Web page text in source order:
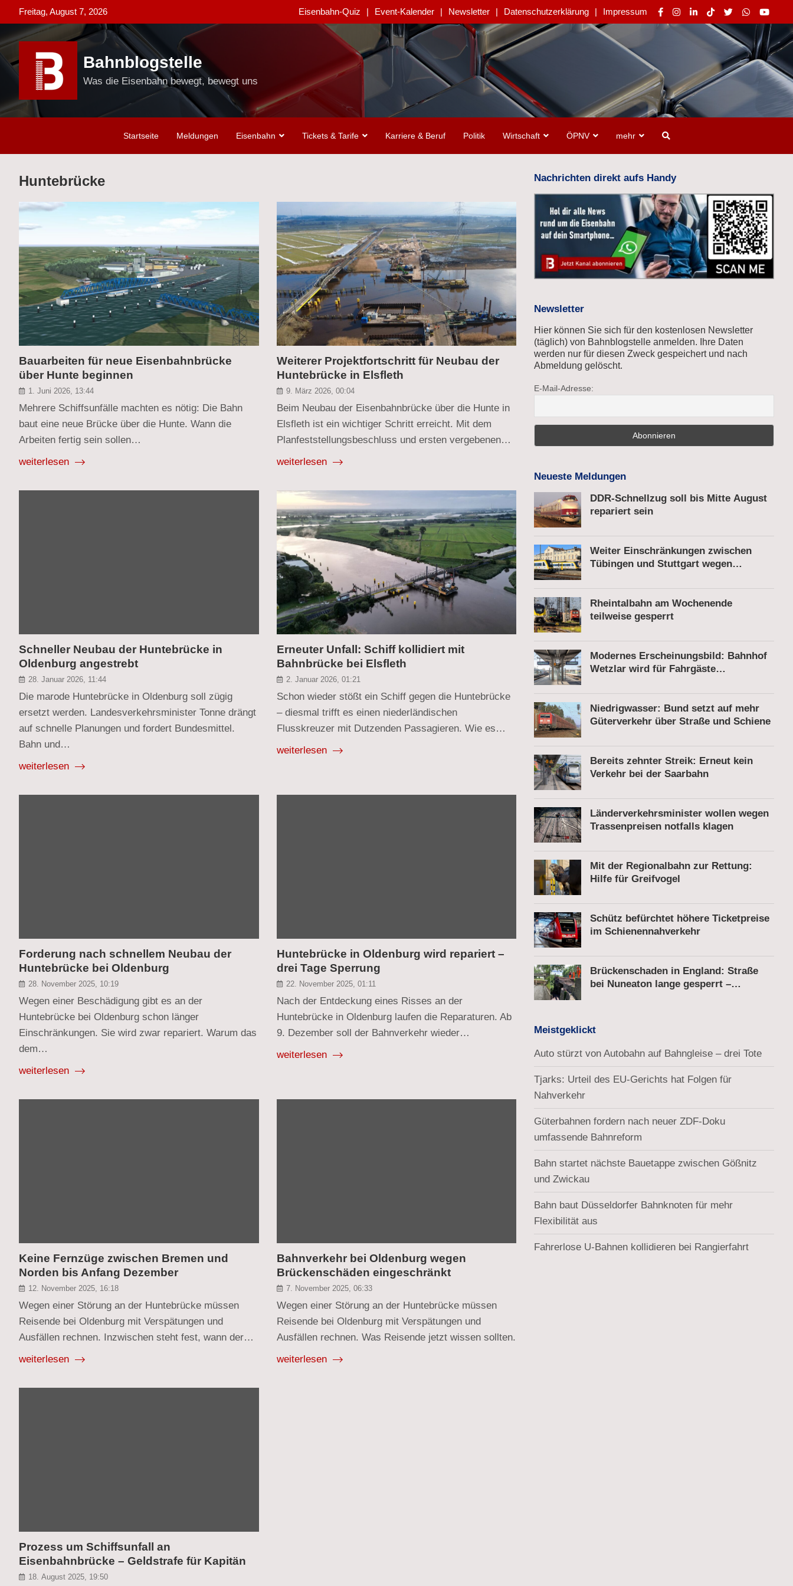
to
content
Freitag, August 7, 2026 Eisenbahn-Quiz Event-Kalender Newsletter Datenschutzerklärung Impressum
Bahnblogstelle
Was die Eisenbahn bewegt, bewegt uns
Startseite Meldungen Eisenbahn Tickets & Tarife Karriere & Beruf Politik Wirtschaft ÖPNV mehr
Huntebrücke
Bauarbeiten für neue Eisenbahnbrücke
über Hunte beginnen
1. Juni 2026, 13:44
Mehrere Schiffsunfälle machten es nötig: Die Bahn
baut eine neue Brücke über die Hunte. Wann die
Arbeiten fertig sein sollen…
weiterlesen
Weiterer Projektfortschritt für Neubau der
Huntebrücke in Elsfleth
9. März 2026, 00:04
Beim Neubau der Eisenbahnbrücke über die Hunte in
Elsfleth ist ein wichtiger Schritt erreicht. Mit dem
Planfeststellungsbeschluss und ersten vergebenen…
weiterlesen
Schneller Neubau der Huntebrücke in
Oldenburg angestrebt
28. Januar 2026, 11:44
Die marode Huntebrücke in Oldenburg soll zügig
ersetzt werden. Landesverkehrsminister Tonne drängt
auf schnelle Planungen und fordert Bundesmittel.
Bahn und…
weiterlesen
Erneuter Unfall: Schiff kollidiert mit
Bahnbrücke bei Elsfleth
2. Januar 2026, 01:21
Schon wieder stößt ein Schiff gegen die Huntebrücke
– diesmal trifft es einen niederländischen
Flusskreuzer mit Dutzenden Passagieren. Wie es…
weiterlesen
Forderung nach schnellem Neubau der
Huntebrücke bei Oldenburg
28. November 2025, 10:19
Wegen einer Beschädigung gibt es an der
Huntebrücke bei Oldenburg schon länger
Einschränkungen. Sie wird zwar repariert. Warum das
dem…
weiterlesen
Huntebrücke in Oldenburg wird repariert –
drei Tage Sperrung
22. November 2025, 01:11
Nach der Entdeckung eines Risses an der
Huntebrücke in Oldenburg laufen die Reparaturen. Ab
9. Dezember soll der Bahnverkehr wieder…
weiterlesen
Keine Fernzüge zwischen Bremen und
Norden bis Anfang Dezember
12. November 2025, 16:18
Wegen einer Störung an der Huntebrücke müssen
Reisende bei Oldenburg mit Verspätungen und
Ausfällen rechnen. Inzwischen steht fest, wann der…
weiterlesen
Bahnverkehr bei Oldenburg wegen
Brückenschäden eingeschränkt
7. November 2025, 06:33
Wegen einer Störung an der Huntebrücke müssen
Reisende bei Oldenburg mit Verspätungen und
Ausfällen rechnen. Was Reisende jetzt wissen sollten.
weiterlesen
Prozess um Schiffsunfall an
Eisenbahnbrücke – Geldstrafe für Kapitän
18. August 2025, 19:50
Nachrichten direkt aufs Handy
Newsletter
Hier können Sie sich für den kostenlosen Newsletter
(täglich) von Bahnblogstelle anmelden. Ihre Daten
werden nur für diesen Zweck gespeichert und nach
Abmeldung gelöscht.
E-Mail-Adresse:
Neueste Meldungen
DDR-Schnellzug soll bis Mitte August
repariert sein
Weiter Einschränkungen zwischen
Tübingen und Stuttgart wegen
Rheintalbahn am Wochenende
teilweise gesperrt
Modernes Erscheinungsbild: Bahnhof
Wetzlar wird für Fahrgäste
Niedrigwasser: Bund setzt auf mehr
Güterverkehr über Straße und Schiene
Bereits zehnter Streik: Erneut kein
Verkehr bei der Saarbahn
Länderverkehrsminister wollen wegen
Trassenpreisen notfalls klagen
Mit der Regionalbahn zur Rettung:
Hilfe für Greifvogel
Schütz befürchtet höhere Ticketpreise
im Schienennahverkehr
Brückenschaden in England: Straße
bei Nuneaton lange gesperrt –
Meistgeklickt
Auto stürzt von Autobahn auf Bahngleise – drei Tote
Tjarks: Urteil des EU-Gerichts hat Folgen für
Nahverkehr
Güterbahnen fordern nach neuer ZDF-Doku
umfassende Bahnreform
Bahn startet nächste Bauetappe zwischen Gößnitz
und Zwickau
Bahn baut Düsseldorfer Bahnknoten für mehr
Flexibilität aus
Fahrerlose U-Bahnen kollidieren bei Rangierfahrt